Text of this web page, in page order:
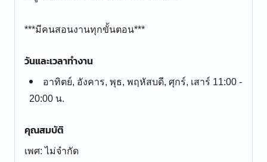
***มีคนสอนงานทุกขั้นตอน***
วันและเวลาทำงาน
อาทิตย์, อังคาร, พุธ, พฤหัสบดี, ศุกร์, เสาร์ 11:00 -
20:00 น.
คุณสมบัติ
เพศ: ไม่จำกัด